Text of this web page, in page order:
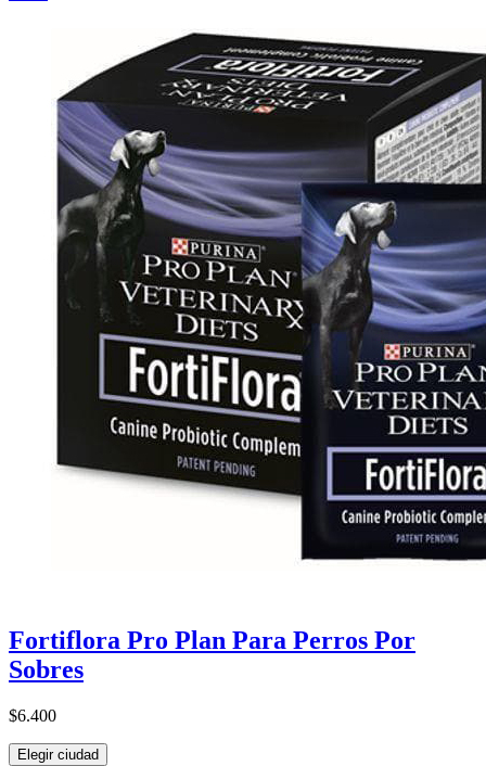
Fortiflora Pro Plan Para Perros Por
Sobres
$6.400
Elegir ciudad